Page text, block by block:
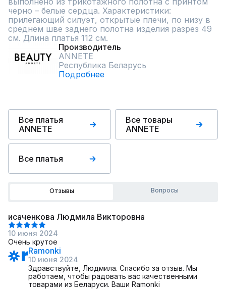
черно – белые сердца. Характеристики:
прилегающий силуэт, открытые плечи, по низу в
среднем шве заднего полотна изделия разрез 49
см. Длина платья 112 см.
Производитель
ANNETE
Республика Беларусь
Подробнее
Все платья
ANNETE
Все товары
ANNETE
Все платья
Отзывы Вопросы
исаченкова Людмила Викторовна
10 июня 2024
Очень крутое
Ramonki
10 июня 2024
Здравствуйте, Людмила. Спасибо за отзыв. Мы
работаем, чтобы радовать вас качественными
товарами из Беларуси. Ваши Ramonki